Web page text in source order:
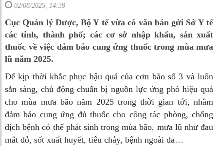
02/08/2025, 14:39
Cục Quản lý Dược, Bộ Y tế vừa có văn bản gửi Sở Y tế
các tỉnh, thành phố; các cơ sở nhập khẩu, sản xuất
thuốc về việc đảm bảo cung ứng thuốc trong mùa mưa
lũ năm 2025.
Để kịp thời khắc phục hậu quả của cơn bão số 3 và luôn
sẵn sàng, chủ động chuẩn bị nguồn lực ứng phó hiệu quả
cho mùa mưa bão năm 2025 trong thời gian tới, nhằm
đảm bảo cung ứng đủ thuốc cho công tác phòng, chống
dịch bệnh có thể phát sinh trong mùa bão, mưa lũ như đau
mắt đỏ, sốt xuất huyết, tiêu chảy, bệnh ngoài da…